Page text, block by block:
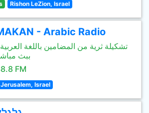
Rishon LeZion, Israel
- Arabic Radio
تشكيلة ثرية من المضامين باللغة
ببث
FM
Jerusalem, Israel